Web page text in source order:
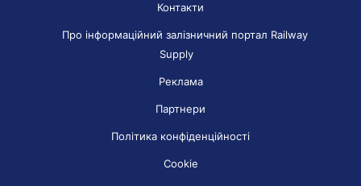
Контакти
Про інформаційний залізничний портал Railway
Supply
Реклама
Партнери
Політика конфіденційності
Cookie